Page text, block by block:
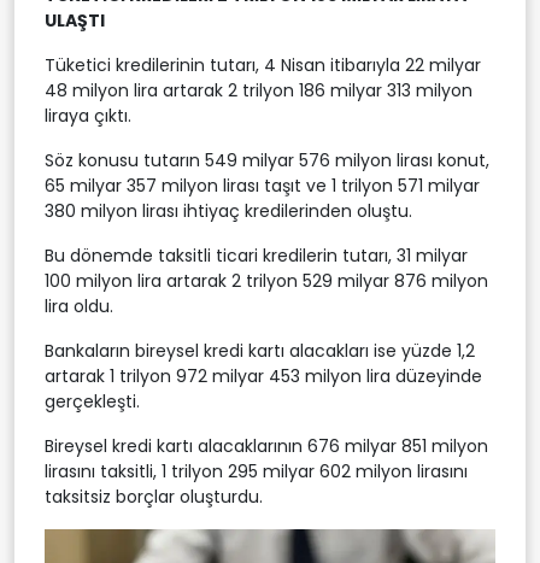
ULAŞTI
Tüketici kredilerinin tutarı, 4 Nisan itibarıyla 22 milyar
48 milyon lira artarak 2 trilyon 186 milyar 313 milyon
liraya çıktı.
Söz konusu tutarın 549 milyar 576 milyon lirası konut,
65 milyar 357 milyon lirası taşıt ve 1 trilyon 571 milyar
380 milyon lirası ihtiyaç kredilerinden oluştu.
Bu dönemde taksitli ticari kredilerin tutarı, 31 milyar
100 milyon lira artarak 2 trilyon 529 milyar 876 milyon
lira oldu.
Bankaların bireysel kredi kartı alacakları ise yüzde 1,2
artarak 1 trilyon 972 milyar 453 milyon lira düzeyinde
gerçekleşti.
Bireysel kredi kartı alacaklarının 676 milyar 851 milyon
lirasını taksitli, 1 trilyon 295 milyar 602 milyon lirasını
taksitsiz borçlar oluşturdu.